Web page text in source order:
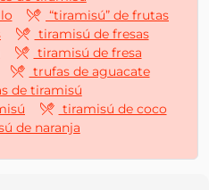
“tiramisú” de frutas
tiramisú de fresas
tiramisú de fresa
trufas de aguacate
de tiramisú
tiramisú de coco
de naranja